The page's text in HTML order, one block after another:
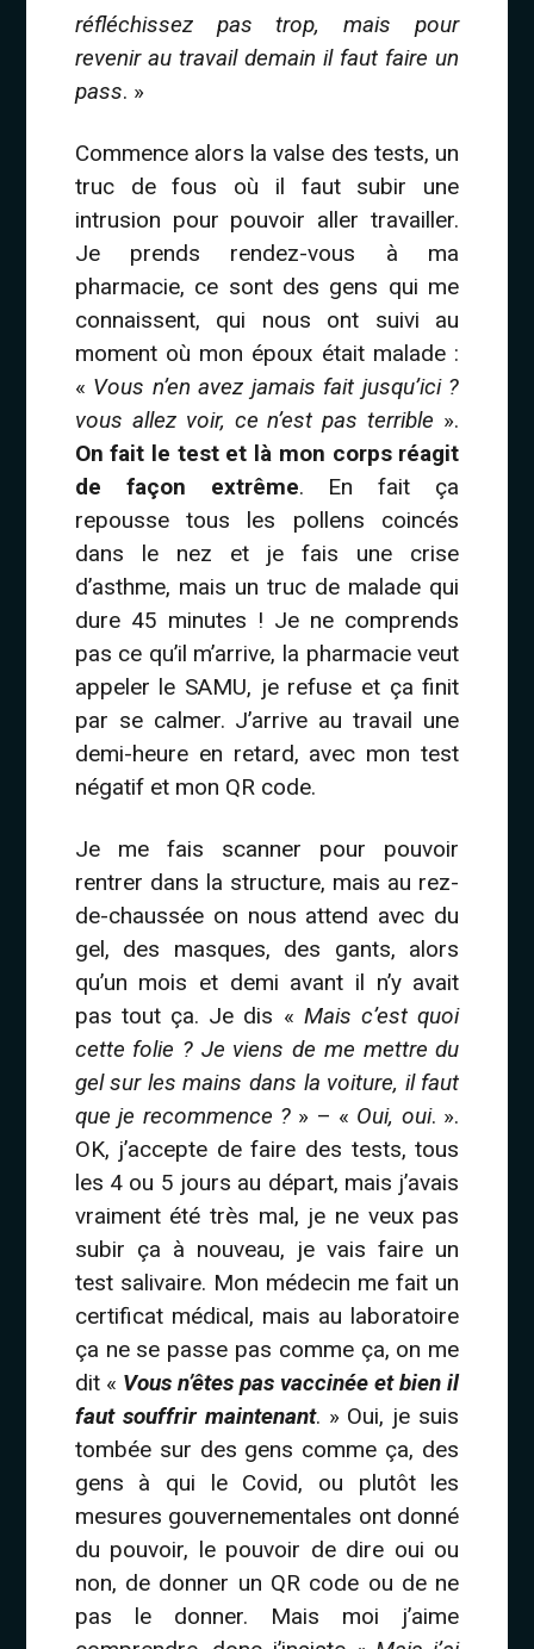
réfléchissez pas trop, mais pour
revenir au travail demain il faut faire un
pass. »
Commence alors la valse des tests, un
truc de fous où il faut subir une
intrusion pour pouvoir aller travailler.
Je prends rendez-vous à ma
pharmacie, ce sont des gens qui me
connaissent, qui nous ont suivi au
moment où mon époux était malade :
« Vous n’en avez jamais fait jusqu’ici ?
vous allez voir, ce n’est pas terrible ».
On fait le test et là mon corps réagit
de façon extrême. En fait ça
repousse tous les pollens coincés
dans le nez et je fais une crise
d’asthme, mais un truc de malade qui
dure 45 minutes ! Je ne comprends
pas ce qu’il m’arrive, la pharmacie veut
appeler le SAMU, je refuse et ça finit
par se calmer. J’arrive au travail une
demi-heure en retard, avec mon test
négatif et mon QR code.
Je me fais scanner pour pouvoir
rentrer dans la structure, mais au rez-
de-chaussée on nous attend avec du
gel, des masques, des gants, alors
qu’un mois et demi avant il n’y avait
pas tout ça. Je dis « Mais c’est quoi
cette folie ? Je viens de me mettre du
gel sur les mains dans la voiture, il faut
que je recommence ?» – « Oui, oui. ».
OK, j’accepte de faire des tests, tous
les 4 ou 5 jours au départ, mais j’avais
vraiment été très mal, je ne veux pas
subir ça à nouveau, je vais faire un
test salivaire. Mon médecin me fait un
certificat médical, mais au laboratoire
ça ne se passe pas comme ça, on me
dit « Vous n’êtes pas vaccinée et bien il
faut souffrir maintenant. » Oui, je suis
tombée sur des gens comme ça, des
gens à qui le Covid, ou plutôt les
mesures gouvernementales ont donné
du pouvoir, le pouvoir de dire oui ou
non, de donner un QR code ou de ne
pas le donner. Mais moi j’aime